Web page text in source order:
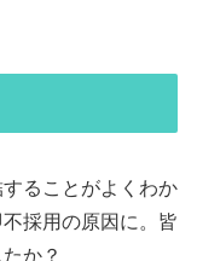
ることがよくわか
採用の原因に。皆
か？